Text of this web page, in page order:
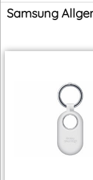
Samsung